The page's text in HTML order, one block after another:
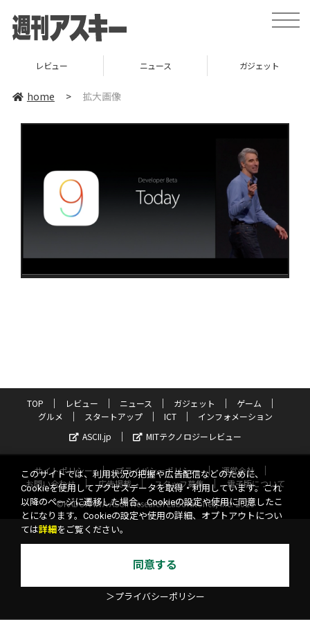
toggle
レビュー ニュース ガジェット
home > 拡大画像
TOP レビュー ニュース ガジェット
ゲーム
グルメ
スタートアップ ICT
インフォメーション
ASCII.jp
MITテクノロジーレビュー
サイトポリシー プライバシーポリシー
運営会社
お問い合わせ
広告掲載 スタッフ募集
電子版について
©KADOKAWA ASCII Research Laboratories, Inc. 2026
このサイトでは、利用状況の把握や広告配信などのために、
Cookieを使用してアクセスデータを取得・利用しています。これ
以降のページに遷移した場合、Cookieの設定や使用に同意したこ
とになります。Cookieの設定や使用の詳細、オプトアウトについ
ては詳細 をご覧ください。
同意する
＞プライバシーポリシー